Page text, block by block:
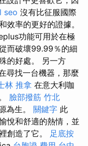
seo 沒有比征服國際
效率的更好的證據。
功能可用於在極
而破壞99.99％的細
的好處。 另一方
尋找一台機器，那麼
林 推拿 在意大利咖
臉部撥筋 竹北
為生。 關鍵字 此
悅和舒適的熱情，並
創造了它。 足底按